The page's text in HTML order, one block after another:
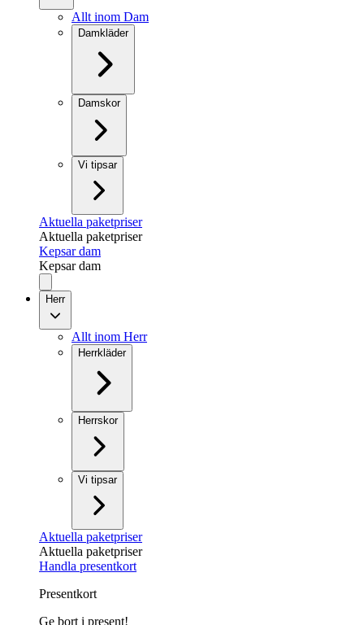
Allt inom Dam
Damkläder
Damskor
Vi tipsar
Aktuella paketpriser
Aktuella paketpriser
Kepsar dam
Kepsar dam
Herr
Allt inom Herr
Herrkläder
Herrskor
Vi tipsar
Aktuella paketpriser
Aktuella paketpriser
Handla presentkort
Presentkort
Ge bort i present!